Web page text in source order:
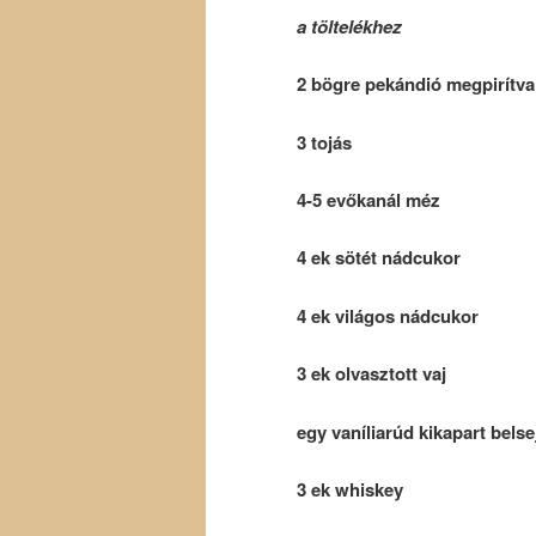
a töltelékhez
2 bögre pekándió megpirítva
3 tojás
4-5 evőkanál méz
4 ek sötét nádcukor
4 ek világos nádcukor
3 ek olvasztott vaj
egy vaníliarúd kikapart
3 ek whiskey